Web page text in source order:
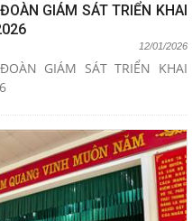
GIÁM SÁT TRIỂN KHAI
12/01/2026
GIÁM SÁT TRIỂN KHAI